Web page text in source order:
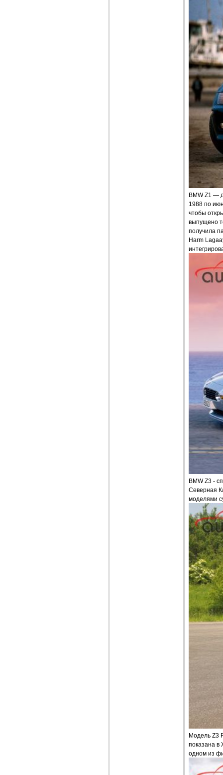
BMW Z1 —
1988 по
чтобы
выпущено
получила
Harm
BMW Z3 -
Северная
моделями
Модель Z3
показана в
одном из